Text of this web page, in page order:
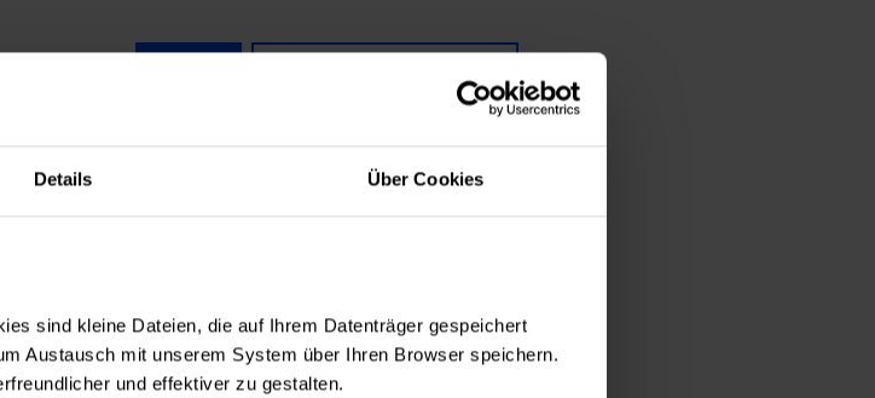
Details Über Cookies
sind kleine Dateien, die auf Ihrem Datenträger gespeichert
Austausch mit unserem System über Ihren Browser speichern.
und effektiver zu gestalten.